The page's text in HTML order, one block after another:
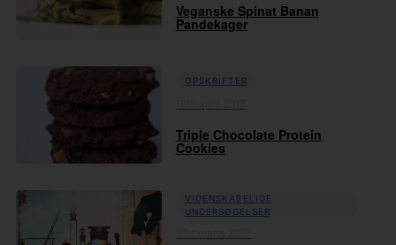
Veganske Spinat Banan
Pandekager
OPSKRIFTER
Triple Chocolate Protein
Cookies
VIDENSKABELIGE
UNDERSØGELSER